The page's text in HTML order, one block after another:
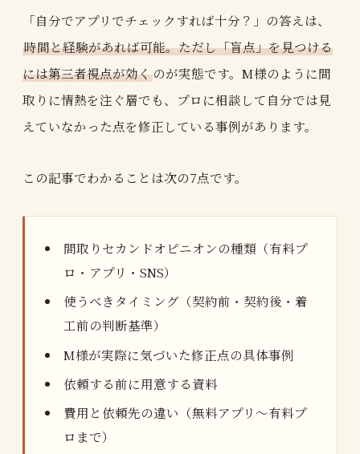
「自分でアプリでチェックすれば十分？」の答えは、
時間と経験があれば可能。ただし「盲点」を見つける
には第三者視点が効くのが実態です。M様のように間
取りに情熱を注ぐ層でも、プロに相談して自分では見
えていなかった点を修正している事例があります。
この記事でわかることは次の7点です。
間取りセカンドオピニオンの種類（有料プ
ロ・アプリ・SNS）
使うべきタイミング（契約前・契約後・着
工前の判断基準）
M様が実際に気づいた修正点の具体事例
依頼する前に用意する資料
費用と依頼先の違い（無料アプリ〜有料プ
ロまで）